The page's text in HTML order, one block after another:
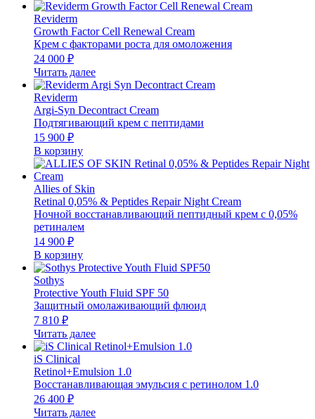
Reviderm
Growth Factor Cell Renewal Cream
Крем с факторами роста для омоложения
24 000 ₽
Читать далее
Reviderm
Argi-Syn Decontract Cream
Подтягивающий крем с пептидами
15 900 ₽
В корзину
Allies of Skin
Retinal 0,05% & Peptides Repair Night Cream
Ночной восстанавливающий пептидный крем с 0,05%
ретиналем
14 900 ₽
В корзину
Sothys
Protective Youth Fluid SPF 50
Защитный омолаживающий флюид
7 810 ₽
Читать далее
iS Clinical
Retinol+Emulsion 1.0
Восстанавливающая эмульсия с ретинолом 1.0
26 400 ₽
Читать далее